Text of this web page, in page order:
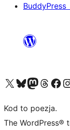
BuddyPress
Odwiedź nasze konto X (dawniej Twitter)
Odwiedź nasze konto Bluesky
Odwiedź nasze konto
Odwiedź
Kod to poezja.
The WordPress®